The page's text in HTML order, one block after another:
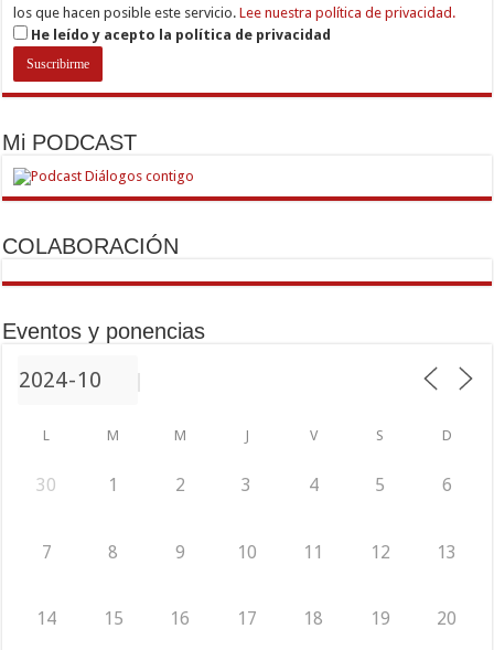
los que hacen posible este servicio.Lee nuestra política de privacidad.
He leído y acepto la política de privacidad
Mi PODCAST
COLABORACIÓN
Eventos y ponencias
L M M J V S D
30 1 2 3 4 5 6
7 8 9 10 11 12 13
14 15 16 17 18 19 20